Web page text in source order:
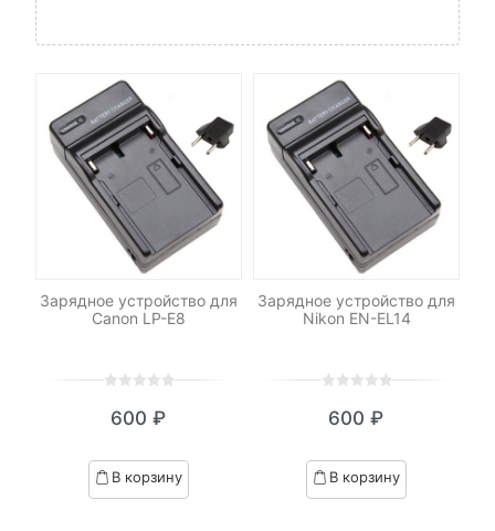
Зарядное устройство для
Canon LP-E8
out
based
on
600 ₽
В корзину
Зарядное устройство для
Nikon EN-EL14
out
based
on
600 ₽
В корзину